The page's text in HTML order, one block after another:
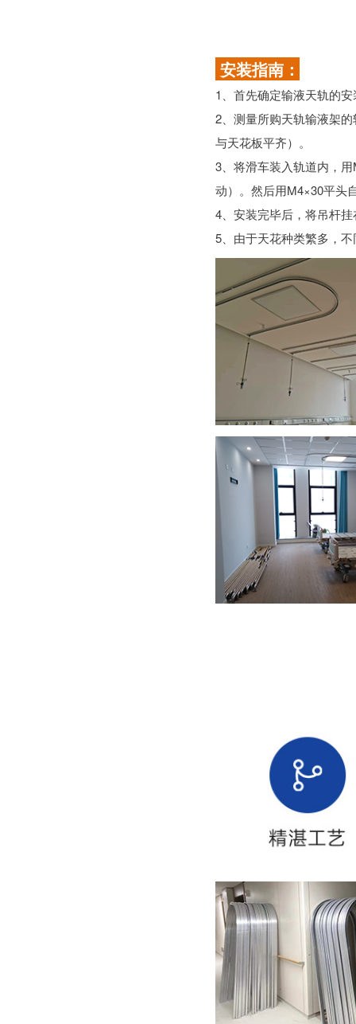
安装指南：
1、首先确定输液天轨的
2、测量所购天轨输液架
与天花板平齐）。
3、将滑车装入轨道内，
动）。然后用M4×30平头
4、安装完毕后，将吊杆
5、由于天花种类繁多，